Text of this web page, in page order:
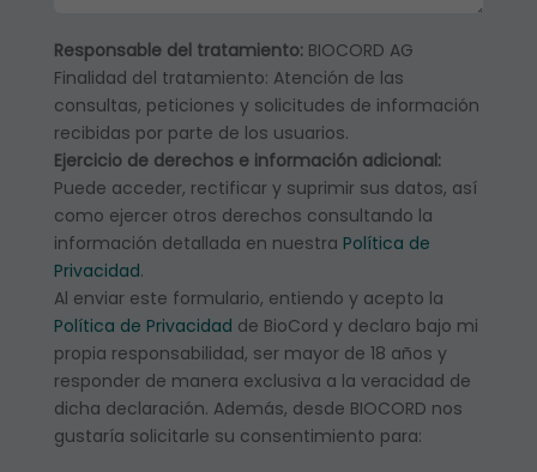
Responsable del tratamiento:BIOCORD AG
Finalidad del tratamiento: Atención de las
consultas, peticiones y solicitudes de información
recibidas por parte de los usuarios.
Ejercicio de derechos e información adicional:
Puede acceder, rectificar y suprimir sus datos, así
como ejercer otros derechos consultando la
información detallada en nuestra Política de
Privacidad.
Al enviar este formulario, entiendo y acepto la
Política de Privacidad de BioCord y declaro bajo mi
propia responsabilidad, ser mayor de 18 años y
responder de manera exclusiva a la veracidad de
dicha declaración. Además, desde BIOCORD nos
gustaría solicitarle su consentimiento para: